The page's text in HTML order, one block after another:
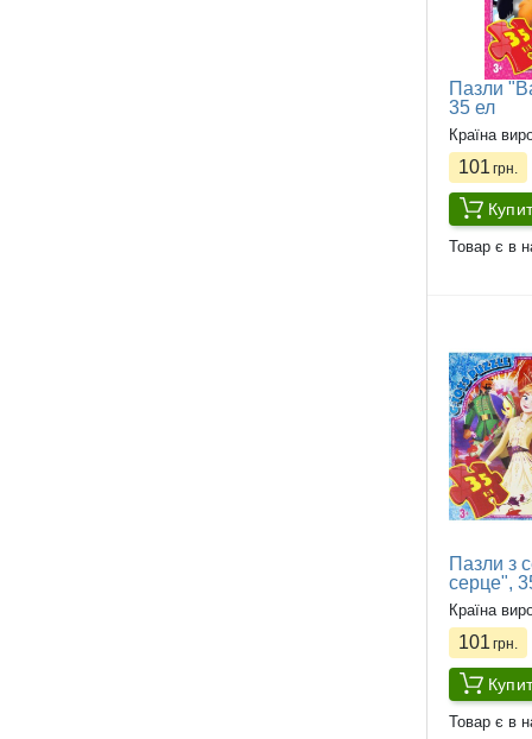
Пазли
35 ел
Країна
101грн.
Товар є в
Пазли з
серце",
Країна
101грн.
Товар є в